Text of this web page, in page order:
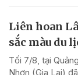
Liên hoan
sắc màu du
Tối 7/8, tại
Nhơn (Gia Lai)